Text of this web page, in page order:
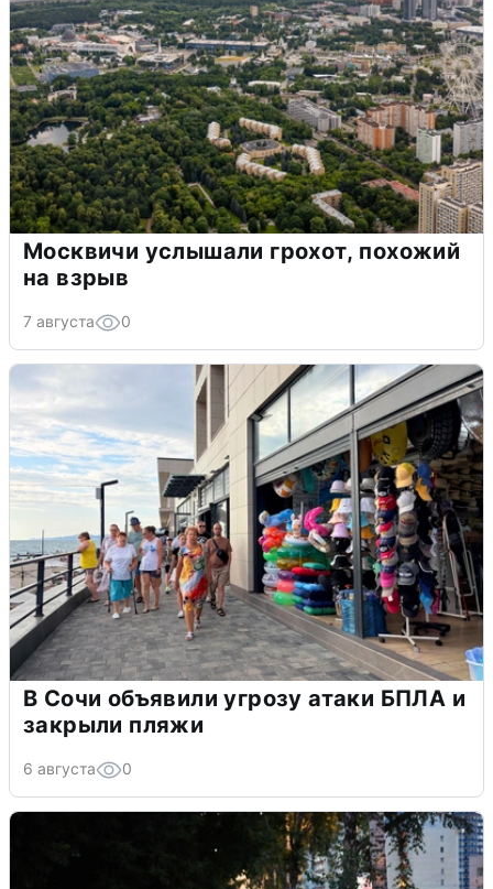
Москвичи услышали грохот, похожий
на взрыв
7 августа 0
В Сочи объявили угрозу атаки БПЛА и
закрыли пляжи
6 августа 0